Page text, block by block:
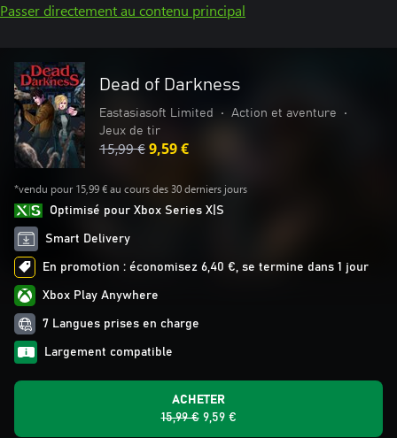
Passer directement au contenu principal
Dead of Darkness
Eastasiasoft Limited • Action et aventure
•
Jeux de tir
15,99 €9,59 €
*vendu pour 15,99 € au cours des 30 derniers jours
Optimisé pour Xbox Series X|S
Smart Delivery
En promotion : économisez 6,40 €, se termine dans 1 jour
Xbox Play Anywhere
7 Langues prises en charge
Largement compatible
ACHETER
15,99 € 9,59 €